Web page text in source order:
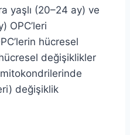
yaşlı (20–24 ay) ve
OPC’leri
hücresel
değişiklikler
değişiklik